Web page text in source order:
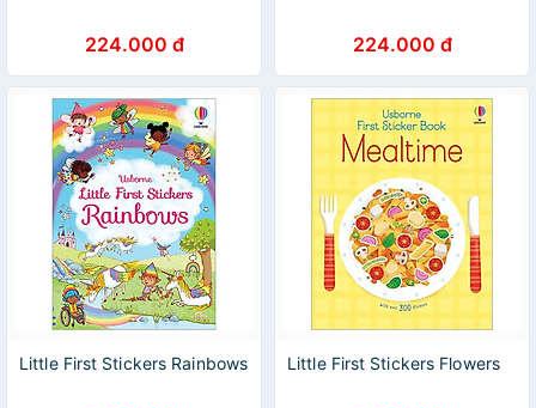
224.000 đ 224.000 đ
Little First Stickers Rainbows Little First Stickers Flowers